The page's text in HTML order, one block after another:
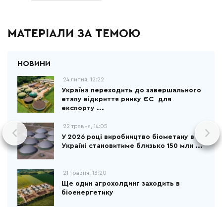
МАТЕРІАЛИ ЗА ТЕМОЮ
24 липня, 12:22
Україна переходить до завершального
етапу відкриття ринку ЄС для
експорту ...
22 травня, 14:05
У 2026 році виробництво біометану в
Україні становитиме близько 150 млн ...
21 травня, 13:20
Ще один агрохолдинг заходить в
біоенергетику